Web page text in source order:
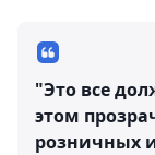
"Это все
этом
розничных